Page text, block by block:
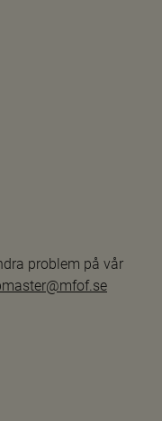
problem på vår